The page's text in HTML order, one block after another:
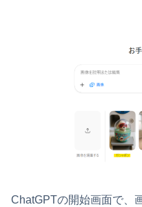
ChatGPTの開始画面で、